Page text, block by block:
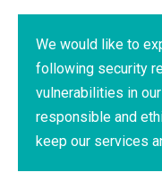
We would like to
following security
vulnerabilities in
responsible and
keep our services